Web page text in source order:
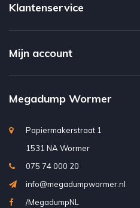
Klantenservice
Mijn account
Megadump Wormer
Papiermakerstraat 1
1531 NA Wormer
075 74 000 20
info@megadumpwormer.nl
/MegadumpNL